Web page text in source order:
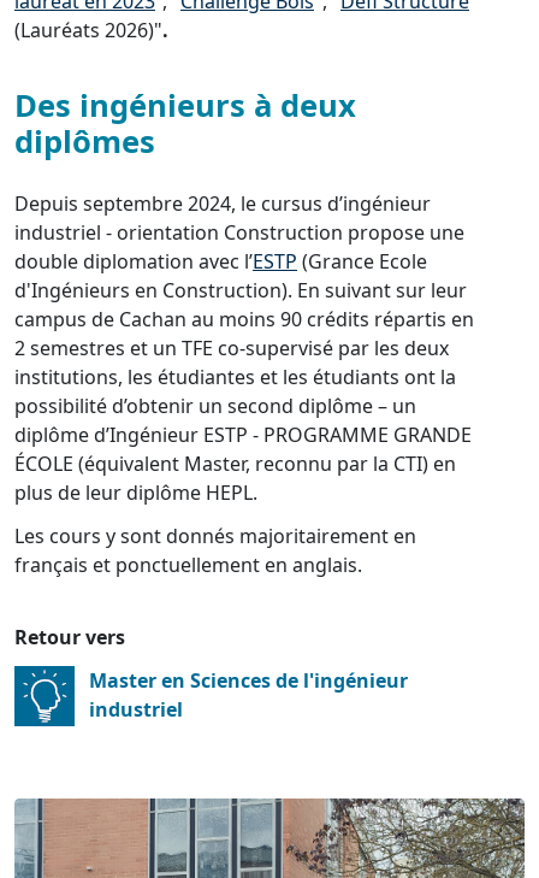
(Lauréats 2026)".
Des ingénieurs à deux
diplômes
Depuis septembre 2024, le cursus d’ingénieur
industriel - orientation Construction propose une
double diplomation avec l’ESTP (Grance Ecole
d'Ingénieurs en Construction). En suivant sur leur
campus de Cachan au moins 90 crédits répartis en
2 semestres et un TFE co-supervisé par les deux
institutions, les étudiantes et les étudiants ont la
possibilité d’obtenir un second diplôme – un
diplôme d’Ingénieur ESTP - PROGRAMME GRANDE
ÉCOLE (équivalent Master, reconnu par la CTI) en
plus de leur diplôme HEPL.
Les cours y sont donnés majoritairement en
français et ponctuellement en anglais.
Retour vers
Master en Sciences de l'ingénieur
industriel